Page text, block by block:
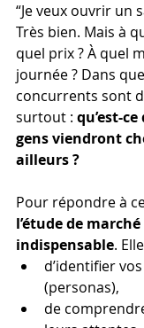
“Je veux ouvrir un
Très bien. Mais à
quel prix ? À quel
journée ? Dans
concurrents sont
surtout : qu’est-
gens viendront
ailleurs ?
Pour répondre à
l’étude de
indispensable.
d’identifier
(personas),
de